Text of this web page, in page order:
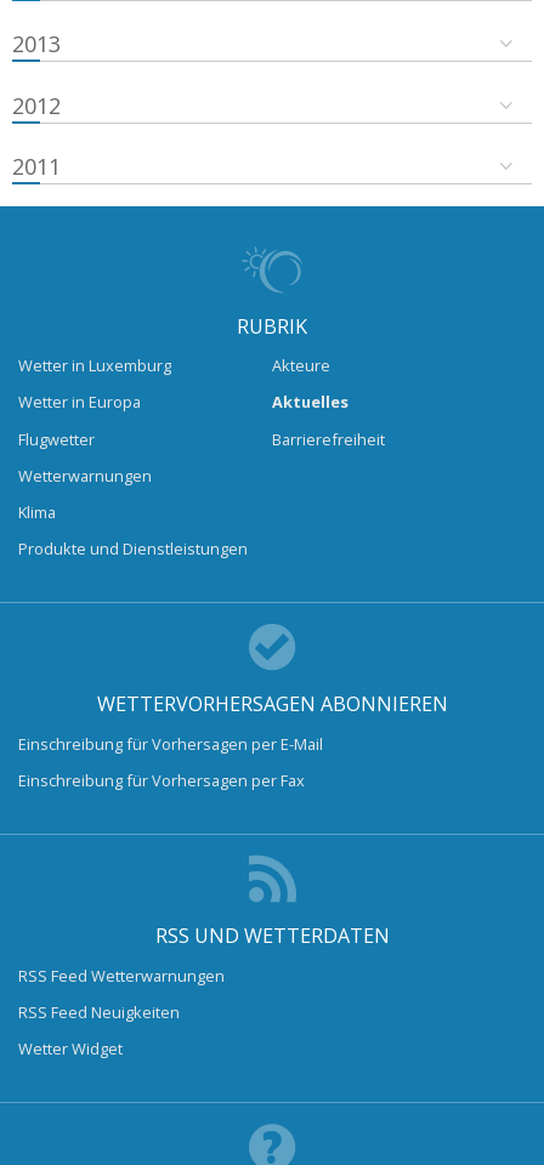
2013
2012
2011
RUBRIK
Wetter in Luxemburg
Wetter in Europa
Flugwetter
Wetterwarnungen
Klima
Produkte und Dienstleistungen
Akteure
Aktuelles
Barrierefreiheit
WETTERVORHERSAGEN ABONNIEREN
Einschreibung für Vorhersagen per E-Mail
Einschreibung für Vorhersagen per Fax
RSS UND WETTERDATEN
RSS Feed Wetterwarnungen
RSS Feed Neuigkeiten
Wetter Widget